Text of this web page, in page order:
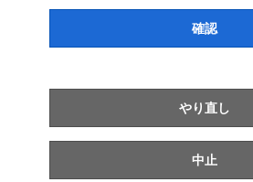
確認
やり直し
中止